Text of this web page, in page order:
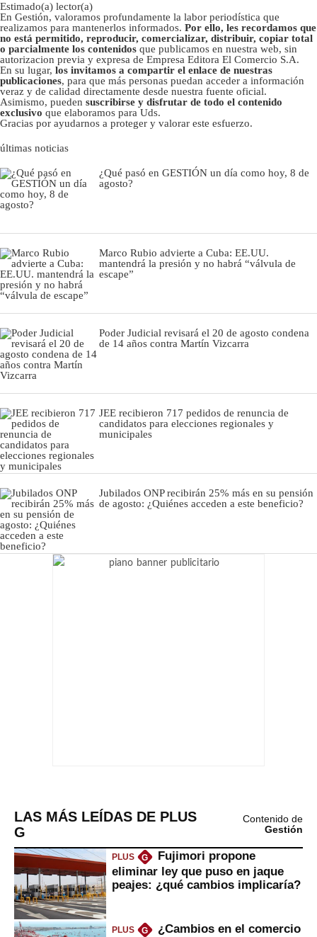
Estimado(a) lector(a)
En Gestión, valoramos profundamente la labor periodística que
realizamos para mantenerlos informados. Por ello, les recordamos que
no está permitido, reproducir, comercializar, distribuir, copiar total
o parcialmente los contenidos que publicamos en nuestra web, sin
autorizacion previa y expresa de Empresa Editora El Comercio S.A.
En su lugar, los invitamos a compartir el enlace de nuestras
publicaciones, para que más personas puedan acceder a información
veraz y de calidad directamente desde nuestra fuente oficial.
Asimismo, pueden suscribirse y disfrutar de todo el contenido
exclusivo que elaboramos para Uds.
Gracias por ayudarnos a proteger y valorar este esfuerzo.
últimas noticias
¿Qué pasó en GESTIÓN un día como hoy, 8 de
agosto?
Marco Rubio advierte a Cuba: EE.UU.
mantendrá la presión y no habrá “válvula de
escape”
Poder Judicial revisará el 20 de agosto condena
de 14 años contra Martín Vizcarra
JEE recibieron 717 pedidos de renuncia de
candidatos para elecciones regionales y
municipales
Jubilados ONP recibirán 25% más en su pensión
de agosto: ¿Quiénes acceden a este beneficio?
LAS MÁS LEÍDAS DE PLUS
G
Contenido de
Gestión
PLUS G
Fujimori propone
eliminar ley que puso en jaque
peajes: ¿qué cambios implicaría?
PLUS G
¿Cambios en el comercio